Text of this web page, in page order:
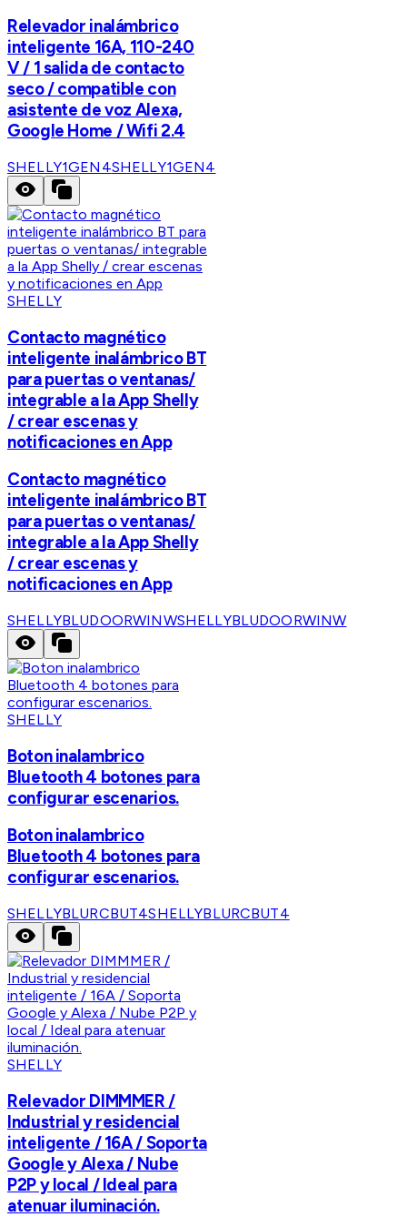
Relevador inalámbrico
inteligente 16A, 110-240
V / 1 salida de contacto
seco / compatible con
asistente de voz Alexa,
Google Home / Wifi 2.4
SHELLY1GEN4SHELLY1GEN4
SHELLY
Contacto magnético
inteligente inalámbrico BT
para puertas o ventanas/
integrable a la App Shelly
/ crear escenas y
notificaciones en App
Contacto magnético
inteligente inalámbrico BT
para puertas o ventanas/
integrable a la App Shelly
/ crear escenas y
notificaciones en App
SHELLYBLUDOORWINWSHELLYBLUDOORWINW
SHELLY
Boton inalambrico
Bluetooth 4 botones para
configurar escenarios.
Boton inalambrico
Bluetooth 4 botones para
configurar escenarios.
SHELLYBLURCBUT4SHELLYBLURCBUT4
SHELLY
Relevador DIMMMER /
Industrial y residencial
inteligente / 16A / Soporta
Google y Alexa / Nube
P2P y local / Ideal para
atenuar iluminación.